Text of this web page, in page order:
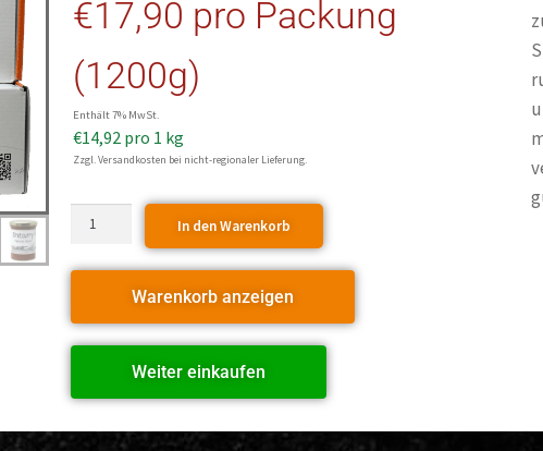
€17,90 pro Packung
(1200g)
Enthält 7% MwSt.
€14,92 pro 1 kg
Zzgl. Versandkosten bei nicht-regionaler Lieferung.
In den Warenkorb
Warenkorb anzeigen
Weiter einkaufen